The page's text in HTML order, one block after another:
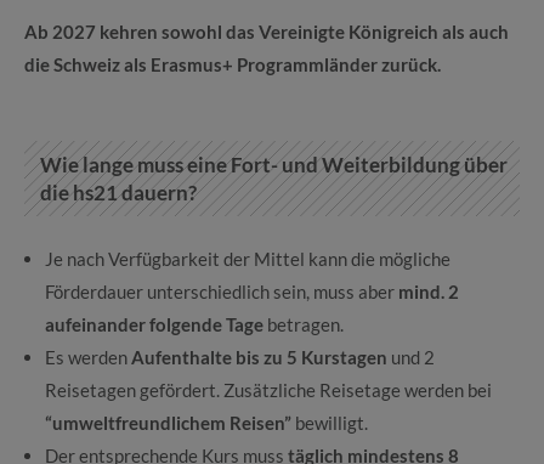
Ab 2027 kehren sowohl das Vereinigte Königreich als auch
die Schweiz als Erasmus+ Programmländer zurück.
Wie lange muss eine Fort- und Weiterbildung über
die hs21 dauern?
Je nach Verfügbarkeit der Mittel kann die mögliche
Förderdauer unterschiedlich sein, muss aber mind. 2
aufeinander folgende Tage betragen.
Es werdenAufenthalte bis zu 5 Kurstagen und 2
Reisetagen gefördert. Zusätzliche Reisetage werden bei
“umweltfreundlichem Reisen” bewilligt.
Der entsprechende Kurs muss täglich mindestens 8